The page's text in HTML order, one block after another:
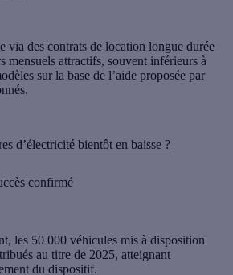
via des contrats de location longue durée
mensuels attractifs, souvent inférieurs à
sur la base de l’aide proposée par
d’électricité bientôt en baisse ?
confirmé
les 50 000 véhicules mis à disposition
au titre de 2025, atteignant
du dispositif.